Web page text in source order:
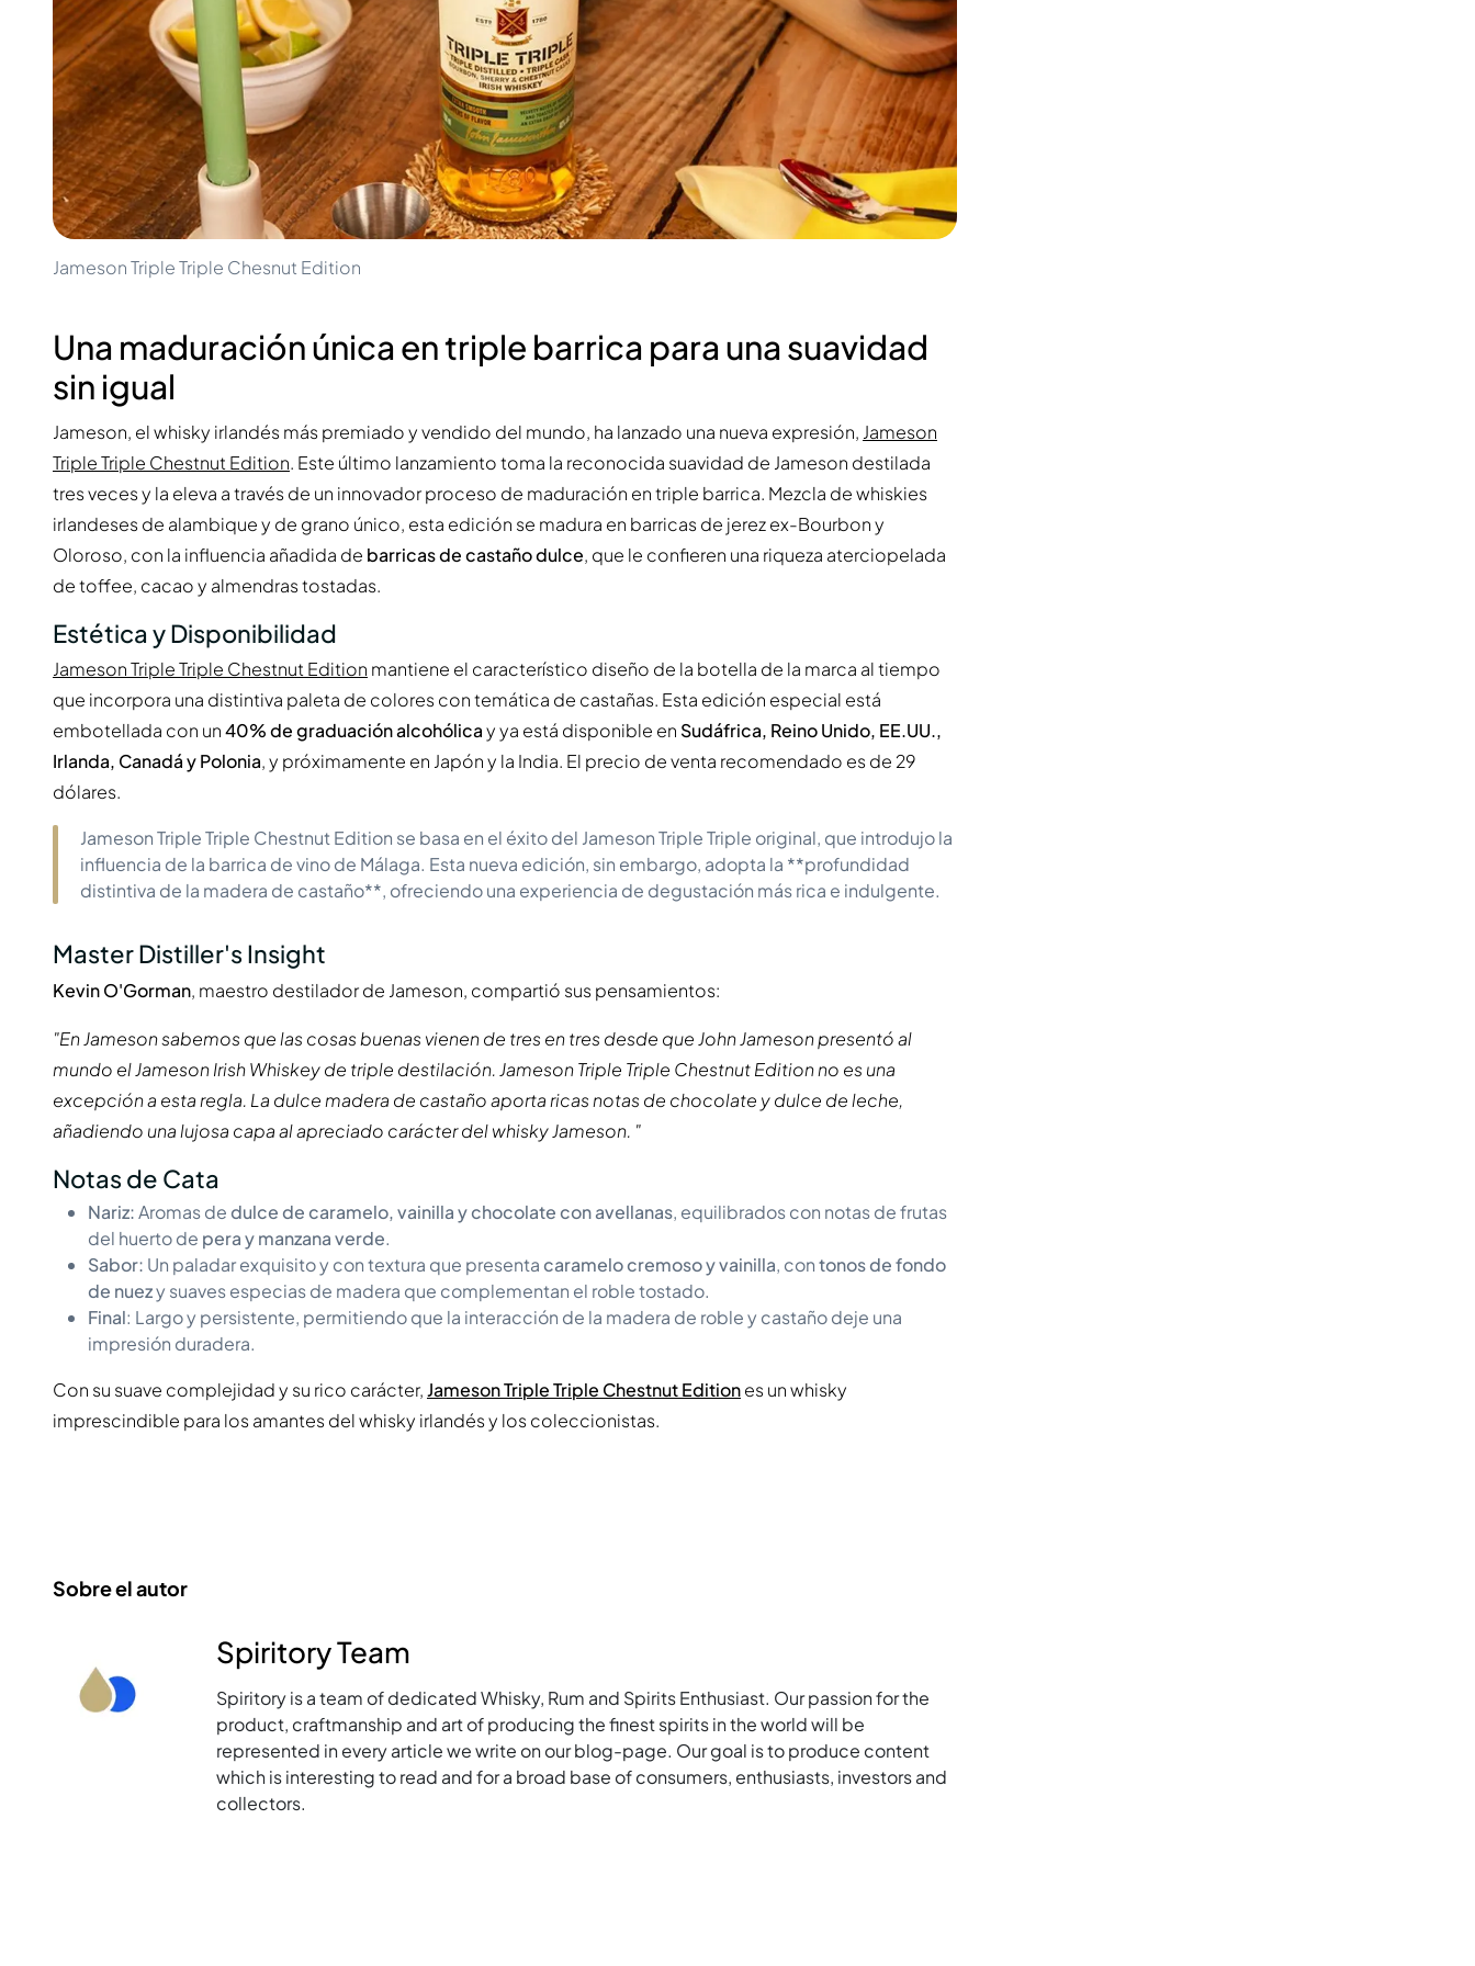
200-500€
Próximos Lanzamientos
Colecciones
Favoritos de Clientes
Raro y Coleccionable
Ediciones Limitadas
Destilería Cerrada
Whisky Ahumado
Whisky Dulce
Diplomatico
Don Julio
Gin Mare
Mangabeiras
Hennessy
Martell
Monkey 47
Remy Martin
Ron Zacapa
Jameson Triple Triple Chesnut Edition
Una maduración única en triple barrica para una suavidad
sin igual
Jameson, el whisky irlandés más premiado y vendido del mundo, ha lanzado una nueva expresión, Jameson
Triple Triple Chestnut Edition. Este último lanzamiento toma la reconocida suavidad de Jameson destilada
tres veces y la eleva a través de un innovador proceso de maduración en triple barrica. Mezcla de whiskies
irlandeses de alambique y de grano único, esta edición se madura en barricas de jerez ex-Bourbon y
Oloroso, con la influencia añadida de barricas de castaño dulce, que le confieren una riqueza aterciopelada
de toffee, cacao y almendras tostadas.
Estética y Disponibilidad
Jameson Triple Triple Chestnut Edition mantiene el característico diseño de la botella de la marca al tiempo
que incorpora una distintiva paleta de colores con temática de castañas. Esta edición especial está
embotellada con un40% de graduación alcohólicay ya está disponible en Sudáfrica, Reino Unido, EE.UU.,
Irlanda, Canadá y Polonia, y próximamente en Japón y la India. El precio de venta recomendado es de 29
dólares.
Jameson Triple Triple Chestnut Edition se basa en el éxito del Jameson Triple Triple original, que introdujo la
influencia de la barrica de vino de Málaga. Esta nueva edición, sin embargo, adopta la **profundidad
distintiva de la madera de castaño**, ofreciendo una experiencia de degustación más rica e indulgente.
Master Distiller's Insight
Kevin O'Gorman, maestro destilador de Jameson, compartió sus pensamientos:
"En Jameson sabemos que las cosas buenas vienen de tres en tres desde que John Jameson presentó al
mundo el Jameson Irish Whiskey de triple destilación. Jameson Triple Triple Chestnut Edition no es una
excepción a esta regla. La dulce madera de castaño aporta ricas notas de chocolate y dulce de leche,
añadiendo una lujosa capa al apreciado carácter del whisky Jameson. "
Notas de Cata
Nariz:Aromas dedulce de caramelo, vainilla y chocolate con avellanas, equilibrados con notas de frutas
del huerto de pera y manzana verde.
Sabor: Un paladar exquisito y con textura que presentacaramelo cremoso y vainilla, contonos de fondo
de nuezy suaves especias de madera que complementan el roble tostado.
Final: Largo y persistente, permitiendo que la interacción de la madera de roble y castaño deje una
impresión duradera.
Con su suave complejidad y su rico carácter,Jameson Triple Triple Chestnut Editiones un whisky
imprescindible para los amantes del whisky irlandés y los coleccionistas.
Sobre el autor
Spiritory Team
Spiritory is a team of dedicated Whisky, Rum and Spirits Enthusiast. Our passion for the
product, craftmanship and art of producing the finest spirits in the world will be
represented in every article we write on our blog-page. Our goal is to produce content
which is interesting to read and for a broad base of consumers, enthusiasts, investors and
collectors.